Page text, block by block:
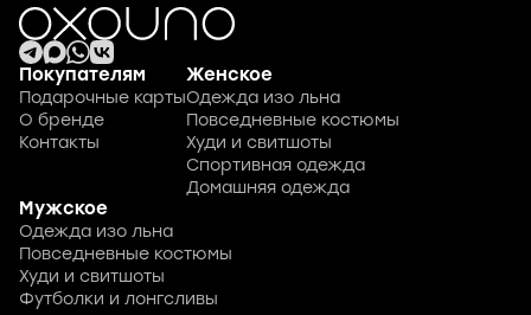
Покупателям
Подарочные карты
О бренде
Контакты
Женское
Одежда изо льна
Повседневные костюмы
Худи и свитшоты
Спортивная одежда
Домашняя одежда
Мужское
Одежда изо льна
Повседневные костюмы
Худи и свитшоты
Футболки и лонгсливы